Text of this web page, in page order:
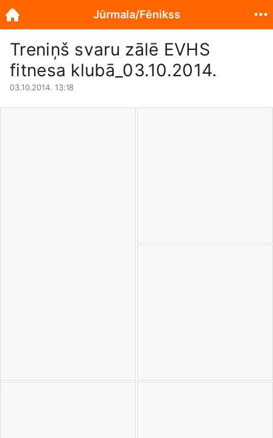
Treniņš svaru zālē EVHS
fitnesa klubā_03.10.2014.
03.10.2014. 13:18
Jūrmala/Fēnikss